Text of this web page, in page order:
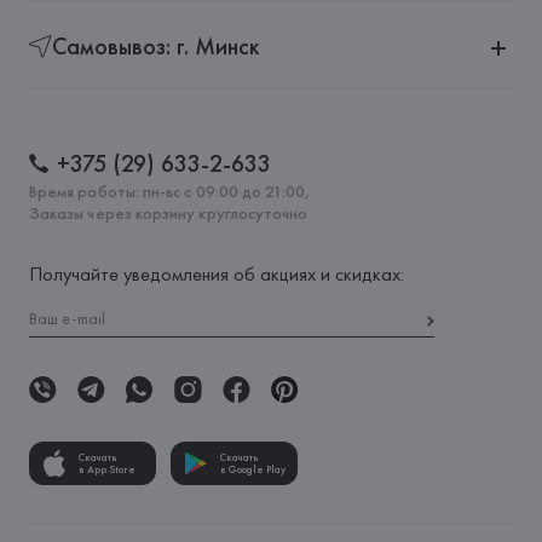
Самовывоз: г. Минск
+375 (29) 633-2-633
Время работы: пн-вс с 09:00 до 21:00,
Заказы через корзину круглосуточно
Получайте уведомления об акциях и скидках:
Скачать
в App Store
Скачать
в Google Play